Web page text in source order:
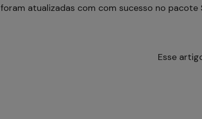
foram atualizadas com com sucesso no pacote
Esse